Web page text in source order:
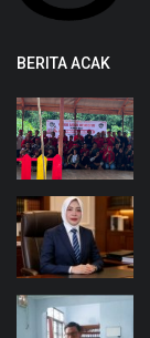
BERITA ACAK